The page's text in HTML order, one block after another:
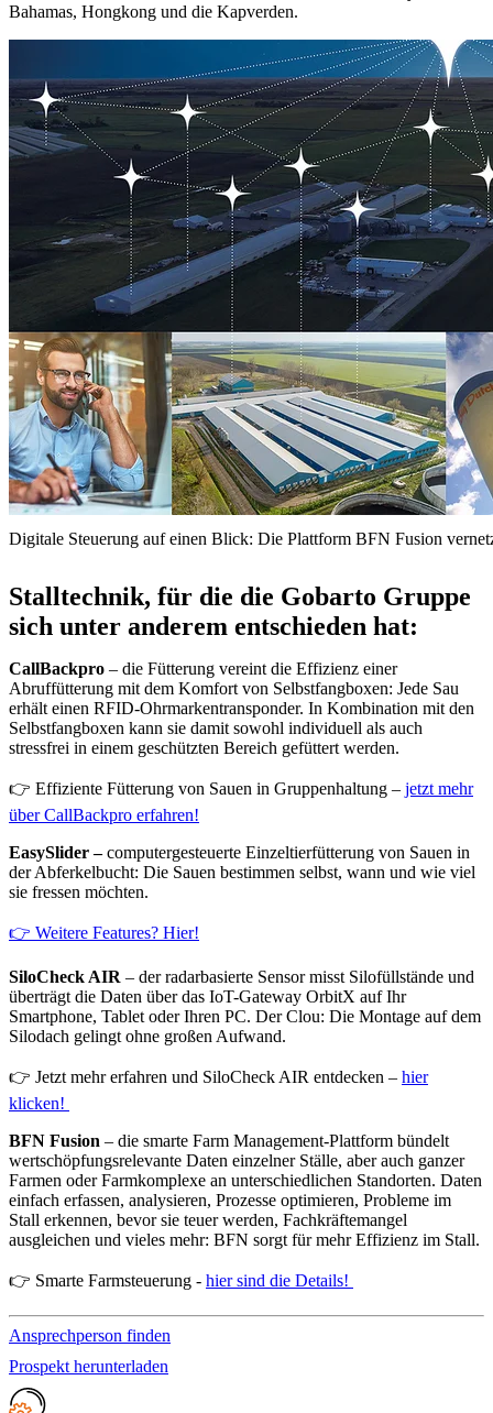
Bahamas, Hongkong und die Kapverden.
Digitale Steuerung auf einen Blick: Die Plattform BFN Fusion
Stalltechnik, für die die Gobarto Gruppe
sich unter anderem entschieden hat:
CallBackpro – die Fütterung vereint die Effizienz einer
Abruffütterung mit dem Komfort von Selbstfangboxen: Jede Sau
erhält einen RFID-Ohrmarkentransponder. In Kombination mit den
Selbstfangboxen kann sie damit sowohl individuell als auch
stressfrei in einem geschützten Bereich gefüttert werden.
👉 Effiziente Fütterung von Sauen in Gruppenhaltung – jetzt mehr
über CallBackpro erfahren!
EasySlider –computergesteuerte Einzeltierfütterung von Sauen in
der Abferkelbucht: Die Sauen bestimmen selbst, wann und wie viel
sie fressen möchten.
👉 Weitere Features? Hier!
SiloCheck AIR – der radarbasierte Sensor misst Silofüllstände und
überträgt die Daten über das IoT-Gateway OrbitX auf Ihr
Smartphone, Tablet oder Ihren PC. Der Clou: Die Montage auf dem
Silodach gelingt ohne großen Aufwand.
👉 Jetzt mehr erfahren und SiloCheck AIR entdecken – hier
klicken!
BFN Fusion – die smarte Farm Management-Plattform bündelt
wertschöpfungsrelevante Daten einzelner Ställe, aber auch ganzer
Farmen oder Farmkomplexe an unterschiedlichen Standorten. Daten
einfach erfassen, analysieren, Prozesse optimieren, Probleme im
Stall erkennen, bevor sie teuer werden, Fachkräftemangel
ausgleichen und vieles mehr: BFN sorgt für mehr Effizienz im Stall.
👉 Smarte Farmsteuerung - hier sind die Details!
Ansprechperson finden
Prospekt herunterladen